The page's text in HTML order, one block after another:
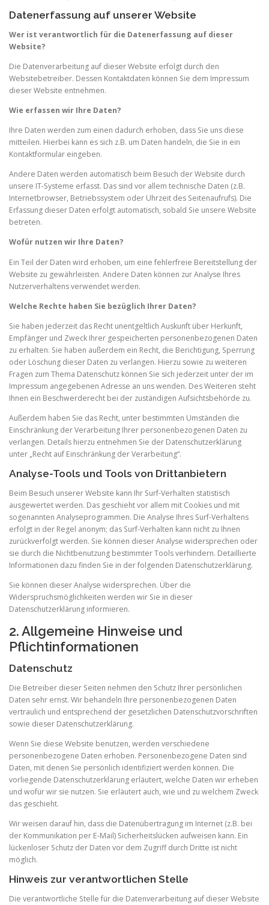
Datenerfassung auf unserer Website
Wer ist verantwortlich für die Datenerfassung auf dieser
Website?
Die Datenverarbeitung auf dieser Website erfolgt durch den
Websitebetreiber. Dessen Kontaktdaten können Sie dem Impressum
dieser Website entnehmen.
Wie erfassen wir Ihre Daten?
Ihre Daten werden zum einen dadurch erhoben, dass Sie uns diese
mitteilen. Hierbei kann es sich z.B. um Daten handeln, die Sie in ein
Kontaktformular eingeben.
Andere Daten werden automatisch beim Besuch der Website durch
unsere IT-Systeme erfasst. Das sind vor allem technische Daten (z.B.
Internetbrowser, Betriebssystem oder Uhrzeit des Seitenaufrufs). Die
Erfassung dieser Daten erfolgt automatisch, sobald Sie unsere Website
betreten.
Wofür nutzen wir Ihre Daten?
Ein Teil der Daten wird erhoben, um eine fehlerfreie Bereitstellung der
Website zu gewährleisten. Andere Daten können zur Analyse Ihres
Nutzerverhaltens verwendet werden.
Welche Rechte haben Sie bezüglich Ihrer Daten?
Sie haben jederzeit das Recht unentgeltlich Auskunft über Herkunft,
Empfänger und Zweck Ihrer gespeicherten personenbezogenen Daten
zu erhalten. Sie haben außerdem ein Recht, die Berichtigung, Sperrung
oder Löschung dieser Daten zu verlangen. Hierzu sowie zu weiteren
Fragen zum Thema Datenschutz können Sie sich jederzeit unter der im
Impressum angegebenen Adresse an uns wenden. Des Weiteren steht
Ihnen ein Beschwerderecht bei der zuständigen Aufsichtsbehörde zu.
Außerdem haben Sie das Recht, unter bestimmten Umständen die
Einschränkung der Verarbeitung Ihrer personenbezogenen Daten zu
verlangen. Details hierzu entnehmen Sie der Datenschutzerklärung
unter „Recht auf Einschränkung der Verarbeitung“.
Analyse-Tools und Tools von Drittanbietern
Beim Besuch unserer Website kann Ihr Surf-Verhalten statistisch
ausgewertet werden. Das geschieht vor allem mit Cookies und mit
sogenannten Analyseprogrammen. Die Analyse Ihres Surf-Verhaltens
erfolgt in der Regel anonym; das Surf-Verhalten kann nicht zu Ihnen
zurückverfolgt werden. Sie können dieser Analyse widersprechen oder
sie durch die Nichtbenutzung bestimmter Tools verhindern. Detaillierte
Informationen dazu finden Sie in der folgenden Datenschutzerklärung.
Sie können dieser Analyse widersprechen. Über die
Widerspruchsmöglichkeiten werden wir Sie in dieser
Datenschutzerklärung informieren.
2. Allgemeine Hinweise und
Pflichtinformationen
Datenschutz
Die Betreiber dieser Seiten nehmen den Schutz Ihrer persönlichen
Daten sehr ernst. Wir behandeln Ihre personenbezogenen Daten
vertraulich und entsprechend der gesetzlichen Datenschutzvorschriften
sowie dieser Datenschutzerklärung.
Wenn Sie diese Website benutzen, werden verschiedene
personenbezogene Daten erhoben. Personenbezogene Daten sind
Daten, mit denen Sie persönlich identifiziert werden können. Die
vorliegende Datenschutzerklärung erläutert, welche Daten wir erheben
und wofür wir sie nutzen. Sie erläutert auch, wie und zu welchem Zweck
das geschieht.
Wir weisen darauf hin, dass die Datenübertragung im Internet (z.B. bei
der Kommunikation per E-Mail) Sicherheitslücken aufweisen kann. Ein
lückenloser Schutz der Daten vor dem Zugriff durch Dritte ist nicht
möglich.
Hinweis zur verantwortlichen Stelle
Die verantwortliche Stelle für die Datenverarbeitung auf dieser Website